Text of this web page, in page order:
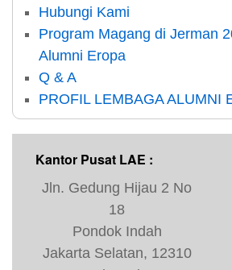
Hubungi Kami
Program Magang di Jerman
Alumni Eropa
Q & A
PROFIL LEMBAGA ALUMNI
Kantor Pusat LAE :
Jln. Gedung Hijau 2 No
18
Pondok Indah
Jakarta Selatan, 12310